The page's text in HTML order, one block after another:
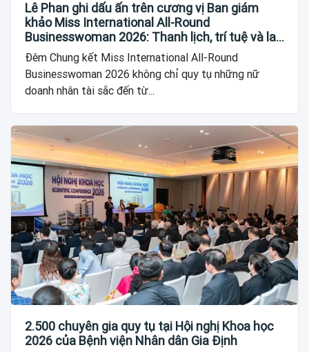
Lê Phan ghi dấu ấn trên cương vị Ban giám
khảo Miss International All-Round
Businesswoman 2026: Thanh lịch, trí tuệ và lan
tỏa giá trị của người phụ nữ hiện đại
Đêm Chung kết Miss International All-Round
Businesswoman 2026 không chỉ quy tụ những nữ
doanh nhân tài sắc đến từ...
2.500 chuyên gia quy tụ tại Hội nghị Khoa học
2026 của Bệnh viện Nhân dân Gia Định